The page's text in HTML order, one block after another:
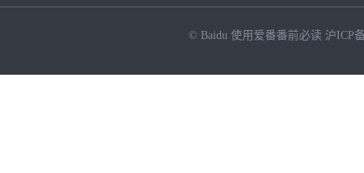
© Baidu 使用爱番番前必读 沪ICP